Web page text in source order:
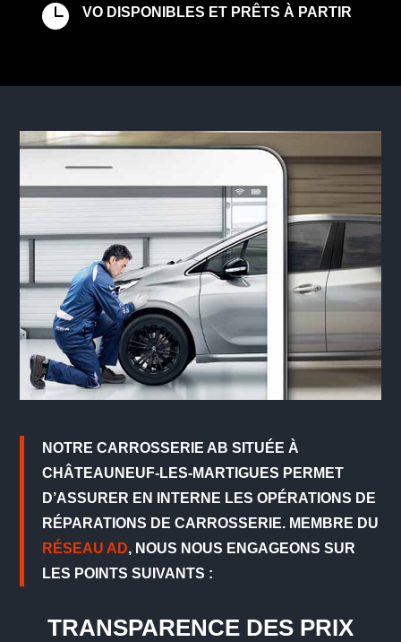
 VO DISPONIBLES ET PRÊTS À PARTIR
NOTRE CARROSSERIE AB SITUÉE À
CHÂTEAUNEUF-LES-MARTIGUES PERMET
D’ASSURER EN INTERNE LES OPÉRATIONS DE
RÉPARATIONS DE CARROSSERIE. MEMBRE DU
RÉSEAU AD, NOUS NOUS ENGAGEONS SUR
LES POINTS SUIVANTS :
TRANSPARENCE DES PRIX